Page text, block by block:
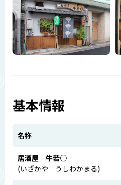
基本情報
名称
居酒屋 牛若○
(いざかや うしわかまる)